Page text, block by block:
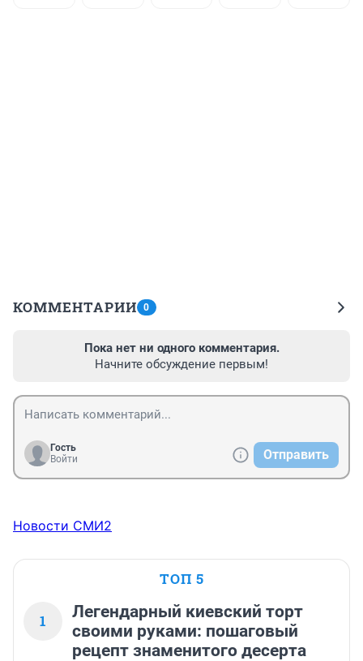
КОММЕНТАРИИ 0
Пока нет ни одного комментария.
Начните обсуждение первым!
Гость
Войти
Отправить
Новости СМИ2
ТОП 5
1
Легендарный киевский торт
своими руками: пошаговый
рецепт знаменитого десерта